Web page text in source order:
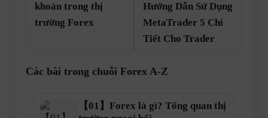
khoản trong thị
trường Forex
Hướng Dẫn Sử Dụng
MetaTrader 5 Chi
Tiết Cho Trader
Các bài trong chuỗi Forex A-Z
【01】Forex là gì? Tổng quan thị